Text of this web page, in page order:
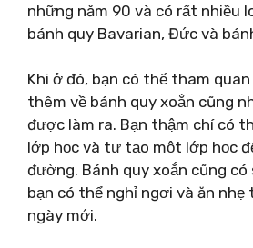
những năm 90 và có rất nhiều
bánh quy Bavarian, Đức và
Khi ở đó, bạn có thể tham
thêm về bánh quy xoắn cũng
được làm ra. Bạn thậm chí có
lớp học và tự tạo một lớp học
đường. Bánh quy xoắn cũng có
bạn có thể nghỉ ngơi và ăn
ngày mới.